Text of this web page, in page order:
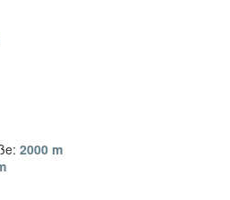
2000 m